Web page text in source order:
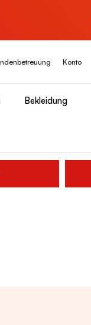
Konto
Bekleidung